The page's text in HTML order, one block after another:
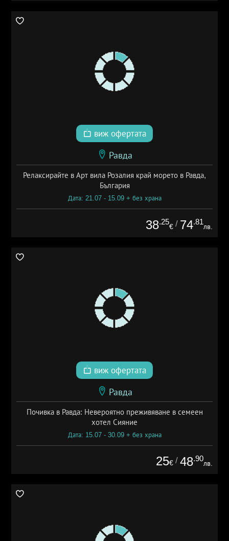
виж офертата
Равда
Релаксирайте в Арт вила Розалия край морето в Равда,
България
Дата: 21.07 - 15.09 + без храна
38.25
€ / 74.81
лв.
виж офертата
Равда
Почивка в Равда: Невероятно преживяване в семеен
хотел Сияние
Дата: 15.07 - 30.09 + без храна
25€ / 48.90
лв.